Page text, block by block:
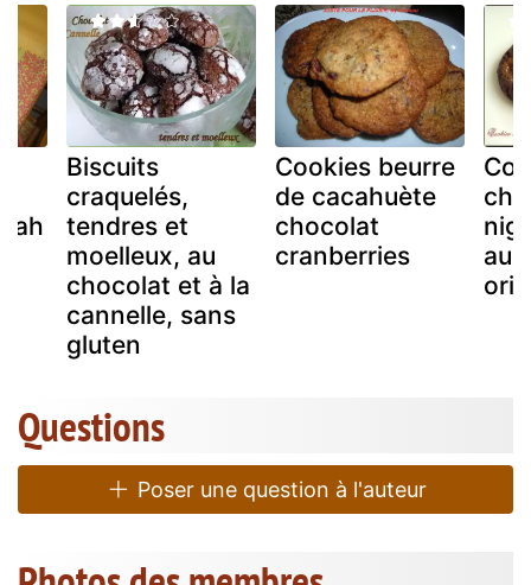
Biscuits
craquelés,
tendres et
moelleux, au
chocolat et à la
cannelle, sans
gluten
Cookies beurre
de cacahuète
chocolat
cranberries
Questions
Poser une question à l'auteur